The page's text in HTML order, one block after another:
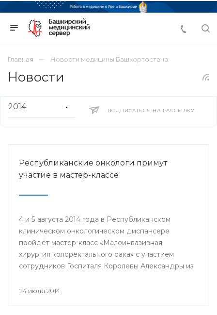
Главная Новости медицины Башкортостана
Новости
ПОДПИСАТЬСЯ НА РАССЫЛКУ
Республиканские онкологи примут
участие в мастер-классе
4 и 5 августа 2014 года в Республиканском
клиническом онкологическом диспансере
пройдёт мастер-класс «Малоинвазивная
хирургия колоректального рака» с участием
сотрудников Госпиталя Королевы Александры из
24 июля 2014